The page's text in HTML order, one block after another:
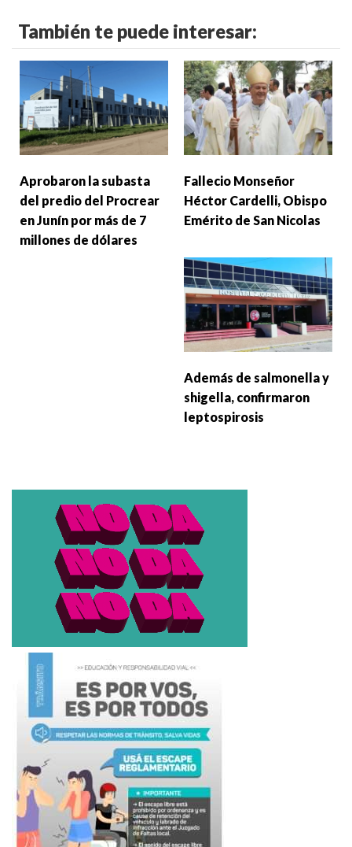
También te puede interesar:
Aprobaron la subasta
del predio del Procrear
en Junín por más de 7
millones de dólares
Fallecio Monseñor
Héctor Cardelli, Obispo
Emérito de San Nicolas
Además de salmonella y
shigella, confirmaron
leptospirosis